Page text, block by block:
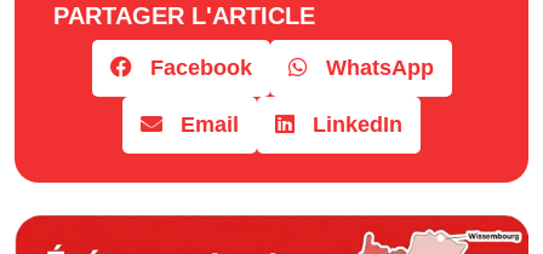
PARTAGER L'ARTICLE
Facebook WhatsApp
Email LinkedIn